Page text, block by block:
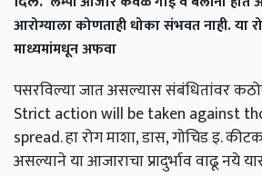
आरोग्याला कोणताही धोका संभवत नाही. या
माध्यमांमधून अफवा
पसरविल्या जात असल्यास संबंधितांवर
Strict action will be taken against
spread. हा रोग माशा, डास, गोचिड इ.
असल्याने या आजाराचा प्रादुर्भाव वाढू नये